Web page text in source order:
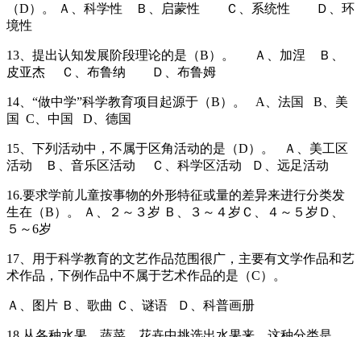
（D）。 Ａ、科学性 Ｂ、启蒙性 Ｃ、系统性 Ｄ、环
境性
13、提出认知发展阶段理论的是（B）。 Ａ、加涅 Ｂ、
皮亚杰 Ｃ、布鲁纳 Ｄ、布鲁姆
14、“做中学”科学教育项目起源于（B）。 A、法国 B、美
国 C、中国 D、德国
15、下列活动中，不属于区角活动的是（D）。 Ａ、美工区
活动 Ｂ、音乐区活动 Ｃ、科学区活动 Ｄ、远足活动
16.要求学前儿童按事物的外形特征或量的差异来进行分类发
生在（B）。 Ａ、２～３岁 Ｂ、３～４岁Ｃ、４～５岁Ｄ、
５～6岁
17、用于科学教育的文艺作品范围很广，主要有文学作品和艺
术作品，下例作品中不属于艺术作品的是（C）。
Ａ、图片 Ｂ、歌曲 Ｃ、谜语 Ｄ、科普画册